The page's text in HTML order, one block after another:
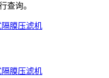
查询。